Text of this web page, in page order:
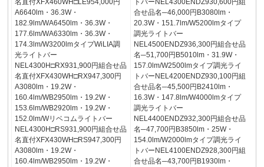
名直付XFX460WH□LE954,000円
A6640lm・36.3W・
182.9lm/WA6450lm・36.3W・
177.6lm/WA6330lm・36.3W・
174.3lm/W3200lmタイプWiLIA調
光ライトバー
NEL4300H□RX931,900円組合せ品
名直付XFX430WH□RX947,300円
A3080lm・19.2W・
160.4lm/WB2950lm・19.2W・
153.6lm/WB2920lm・19.2W・
152.0lm/Wリベコムライトバー
NEL4300H□RS931,900円組合せ品
名直付XFX430WH□RS947,300円
A3080lm・19.2W・
160.4lm/WB2950lm・19.2W・
トバーNEL4300ENDZ930,600円組
合せ品名─46,000円B3080lm・
20.3W・151.7lm/W5200lmタイプ
調光ライトバー
NEL4500ENDZ936,300円組合せ品
名─51,700円B5010lm・31.9W・
157.0lm/W2500lmタイプ調光ライ
トバーNEL4200ENDZ930,100円組
合せ品名─45,500円B2410lm・
16.3W・147.8lm/W4000lmタイプ
調光ライトバー
NEL4400ENDZ932,300円組合せ品
名─47,700円B3850lm・25W・
154.0lm/W2000lmタイプ調光ライ
トバーNEL4100ENDZ928,300円組
合せ品名─43,700円B1930lm・